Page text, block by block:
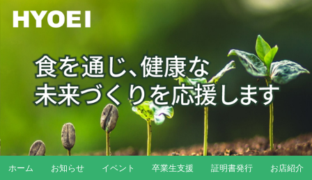
ホーム お知らせ イベント 卒業生支援 証明書発行 お店紹介